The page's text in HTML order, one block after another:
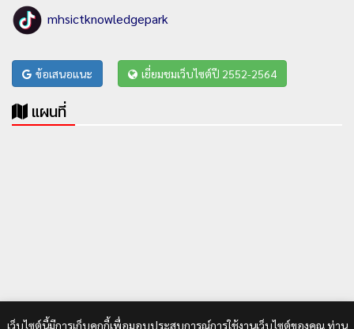
mhsictknowledgepark
ข้อเสนอแนะ เยี่ยมชมเว็บไซต์ปี 2552-2564
แผนที่
เว็บไซต์นี้มีการเก็บคุกกี้เพื่อมอบประสบการณ์การใช้งานเว็บไซต์ของคุณ ท่าน